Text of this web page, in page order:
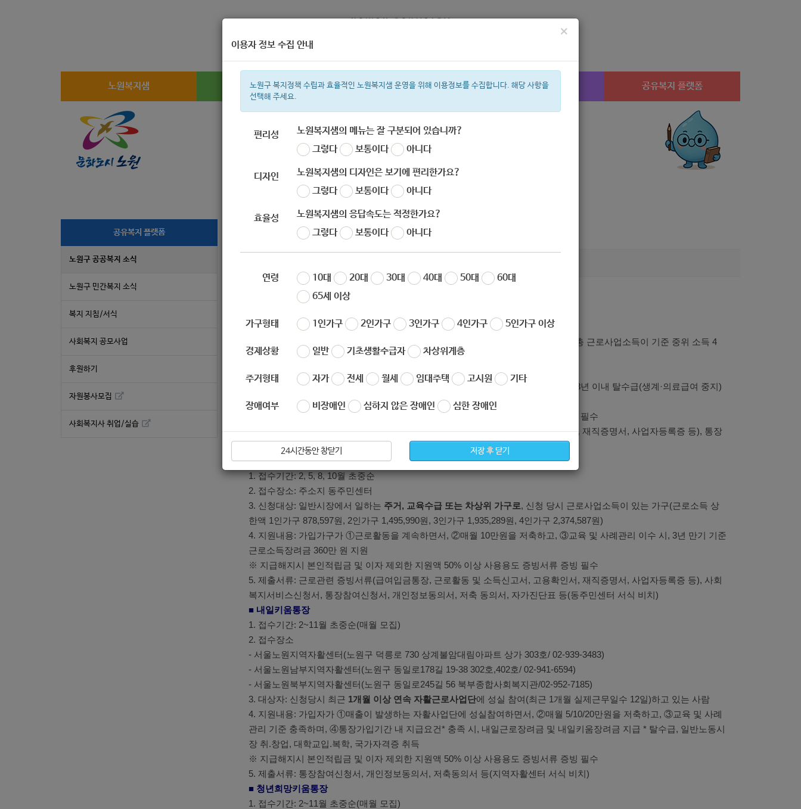
노원복지샘 복지정보 복지서비스 신청 복지시설찾기 공유복지 플랫폼
복지관 지원금 이용시설 ìº 성민복지관 월세 체육
×
이용자 정보 수집 안내
노원구 복지정책 수립과 효율적인 노원복지샘 운영을 위해 이용정보를 수집합니다. 해당 사항을
선택해 주세요.
편리성
노원복지샘의 메뉴는 잘 구분되어 있습니까?
그렇다
보통이다 아니다
디자인
노원복지샘의 디자인은 보기에 편리한가요?
그렇다
보통이다 아니다
효율성
노원복지샘의 응답속도는 적정한가요?
그렇다
보통이다 아니다
연령 10대 20대 30대 40대 50대
60대
65세 이상
가구형태 1인가구 2인가구 3인가구 4인가구 5인가구 이상
경제상황 일반 기초생활수급자 차상위계층
주거형태 자가 전세 월세 임대주택 고시원 기타
장애여부 비장애인 심하지 않은 장애인 심한 장애인
24시간동안 창닫기 저장 후 닫기
공유복지 플랫폼
노원구 공공복지 소식
노원구 민간복지 소식
복지 지침/서식
사회복지 공모사업
후원하기
자원봉사모집
사회복지사 취업/실습
[생활복지과] 2020년 자산형성지원사업 참여자 모집
■ 희망키움통장(Ⅰ)
2. 접수장소: 주소지 동주민센터
로, 신청 당시 가구 전체의 총 근로사업소득이 기준 중위 소득 4
0%의 60%* 이상인 가구
* 1인가구 421,727원, 2인가구 718,075원, 3인가구 928,938원, 4인가구 1,139,802원
4. 지원내용: 가입가구가 ①근로활동을 계속하면서, ②매월 5/10만원을 저축하고, ③3년 이내 탈수급(생계·의료급여 중지)
하는 경우, 근로소득장려금(소득에 비례하여 매월 적립) 지원
※ 지급해지시 본인적립금 및 이자 제외한 지원액 50% 이상 사용용도 증빙서류 증빙 필수
5. 제출서류: 근로관련 증빙서류(급여입금통장, 근로활동 및 소득신고서, 고용확인서, 재직증명서, 사업자등록증 등), 통장
참여신청서, 개인정보동의서, 저축동의서 등(동주민센터 서식 비치)
■ 희망키움통장(Ⅱ)
1. 접수기간: 2, 5, 8, 10월 초중순
2. 접수장소: 주소지 동주민센터
3. 신청대상: 일반시장에서 일하는 주거, 교육수급 또는 차상위 가구로, 신청 당시 근로사업소득이 있는 가구(근로소득 상
한액 1인가구 878,597원, 2인가구 1,495,990원, 3인가구 1,935,289원, 4인가구 2,374,587원)
4. 지원내용: 가입가구가 ①근로활동을 계속하면서, ②매월 10만원을 저축하고, ③교육 및 사례관리 이수 시, 3년 만기 기준
근로소득장려금 360만 원 지원
※ 지급해지시 본인적립금 및 이자 제외한 지원액 50% 이상 사용용도 증빙서류 증빙 필수
5. 제출서류: 근로관련 증빙서류(급여입금통장, 근로활동 및 소득신고서, 고용확인서, 재직증명서, 사업자등록증 등), 사회
복지서비스신청서, 통장참여신청서, 개인정보동의서, 저축 동의서, 자가진단표 등(동주민센터 서식 비치)
■ 내일키움통장
1. 접수기간: 2~11월 초중순(매월 모집)
2. 접수장소
- 서울노원지역자활센터(노원구 덕릉로 730 상계불암대림아파트 상가 303호/ 02-939-3483)
- 서울노원남부지역자활센터(노원구 동일로178길 19-38 302호,402호/ 02-941-6594)
- 서울노원북부지역자활센터(노원구 동일로245길 56 북부종합사회복지관/02-952-7185)
3. 대상자: 신청당시 최근 1개월 이상 연속 자활근로사업단에 성실 참여(최근 1개월 실제근무일수 12일)하고 있는 사람
4. 지원내용: 가입자가 ①매출이 발생하는 자활사업단에 성실참여하면서, ②매월 5/10/20만원을 저축하고, ③교육 및 사례
관리 기준 충족하며, ④통장가입기간 내 지급요건* 충족 시, 내일근로장려금 및 내일키움장려금 지급 * 탈수급, 일반노동시
장 취.창업, 대학교입.복학, 국가자격증 취득
※ 지급해지시 본인적립금 및 이자 제외한 지원액 50% 이상 사용용도 증빙서류 증빙 필수
5. 제출서류: 통장참여신청서, 개인정보동의서, 저축동의서 등(지역자활센터 서식 비치)
■ 청년희망키움통장
1. 접수기간: 2~11월 초중순(매월 모집)